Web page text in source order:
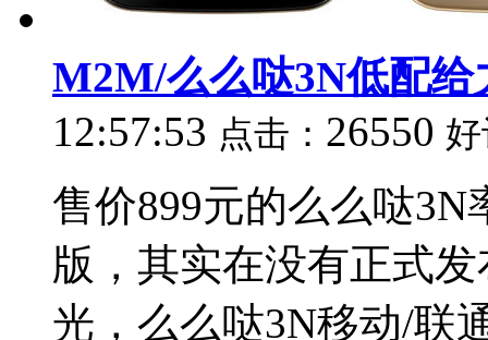
M2M/么么哒3N低配给
12:57:53 点击： 26550
售价899元的么么哒3N
版，其实在没有正式
光，么么哒3N移动/联